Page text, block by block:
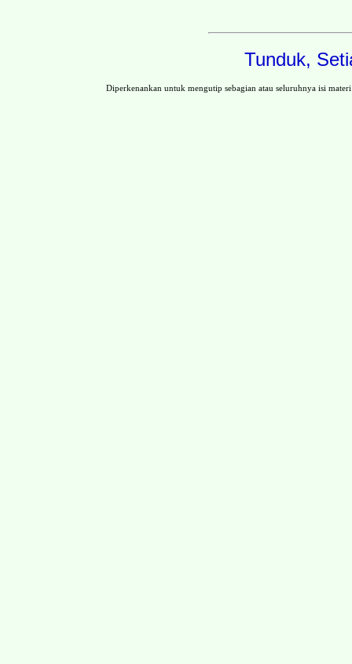
Tunduk,
Diperkenankan untuk mengutip sebagian atau seluruhnya isi